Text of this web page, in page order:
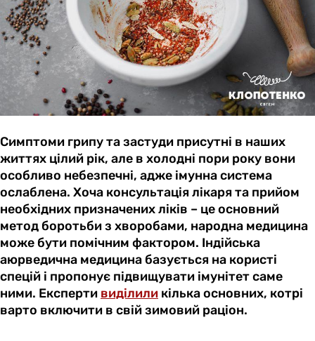
Симптоми грипу та застуди присутні в наших
життях цілий рік, але в холодні пори року вони
особливо небезпечні, адже імунна система
ослаблена. Хоча консультація лікаря та прийом
необхідних призначених ліків – це основний
метод боротьби з хворобами, народна медицина
може бути помічним фактором. Індійська
аюрведична медицина базується на користі
спецій і пропонує підвищувати імунітет саме
ними. Експерти виділили кілька основних, котрі
варто включити в свій зимовий раціон.